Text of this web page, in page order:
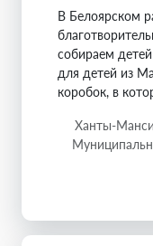
В Белоярском
собираем
для детей из
коробок, в
Ханты-